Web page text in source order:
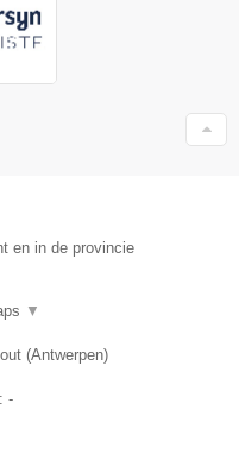
en in de provincie
▼
(Antwerpen)
-